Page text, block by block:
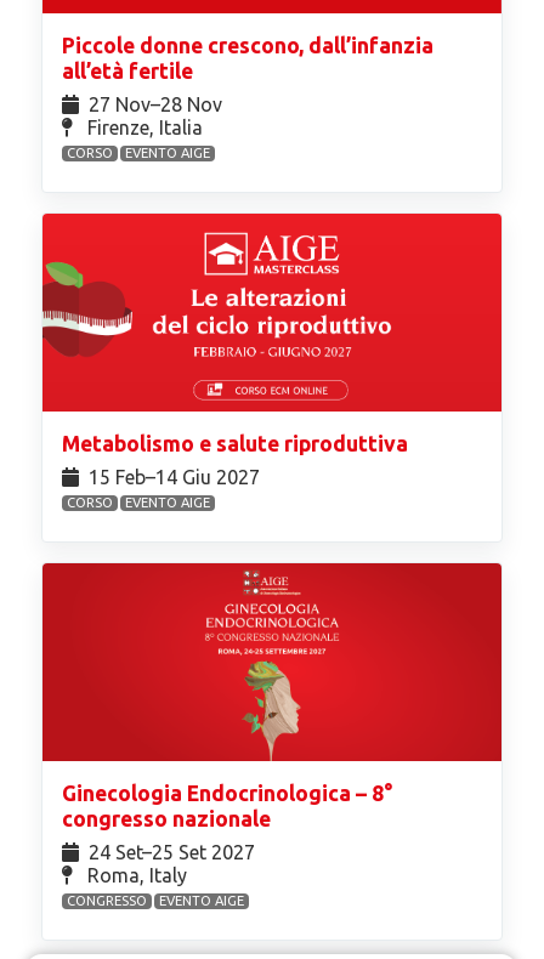
Piccole donne crescono, dall’infanzia
all’età fertile
27 Nov⁠–28 Nov
Firenze, Italia
CORSO EVENTO AIGE
Metabolismo e salute riproduttiva
15 Feb⁠–14 Giu 2027
CORSO EVENTO AIGE
Ginecologia Endocrinologica – 8°
congresso nazionale
24 Set⁠–25 Set 2027
Roma, Italy
CONGRESSO EVENTO AIGE